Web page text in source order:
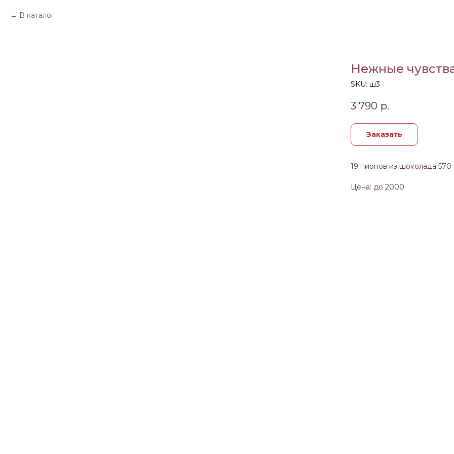
В каталог
Нежные
SKU: ш3
3 790 р.
Заказать
19 пионов из шоколада 570
Цена: до 2000